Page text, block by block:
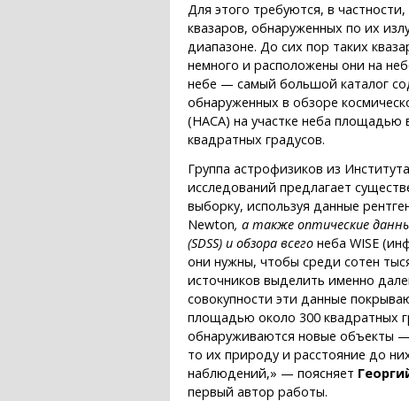
Для этого требуются, в
квазаров, обнаруженных по их
диапазоне. До сих пор таких
немного и расположены они на
небе — самый большой каталог
обнаруженных в обзоре
(НАСА) на участке неба площадью
квадратных градусов.
Группа астрофизиков из
исследований предлагает
выборку, используя данные
Newton, а также оптические
(SDSS) и обзора всего неба WISE
они нужны, чтобы среди сотен
источников выделить именно
совокупности эти данные
площадью около 300 квадратных
обнаруживаются новые объекты
то их природу и расстояние до
наблюдений,» — поясняет
первый автор работы.